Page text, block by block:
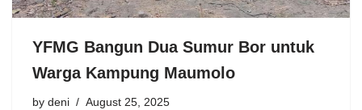
YFMG Bangun Dua Sumur Bor untuk
Warga Kampung Maumolo
by deni August 25, 2025